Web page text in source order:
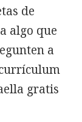
de
algo que
a
gratis